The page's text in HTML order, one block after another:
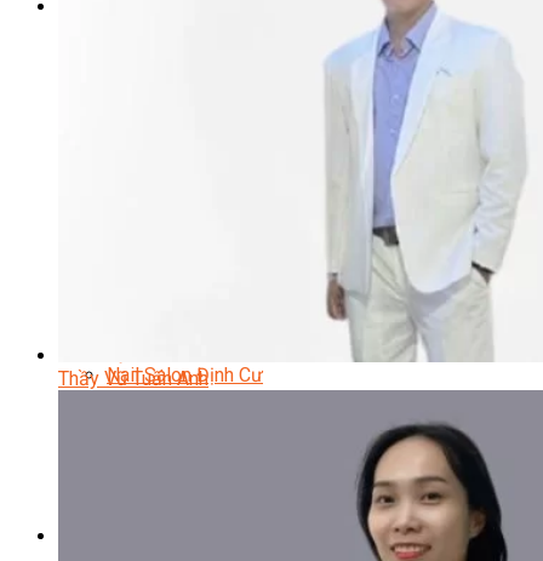
Khởi Sự Kinh Doanh Spa và Salon
Kinh Doanh Chuỗi và Nhượng Quyền Spa, Salon
Kỹ Thuật Chải Bới Tóc Chuyên Nghiệp
Quản Lý Hair Salon Chuyên Nghiệp
Quản Lý Nail Salon Chuyên Nghiệp
Kỹ Thuật Nhuộm – Uốn – Duỗi
Nail Salon Định Cư
Kinh Doanh Nail Box
Train The Trainer – Chuyên Ngành Nail
Gội Đầu Dưỡng Sinh Và Massage Thư Giãn
Marketing Online Ngành Chăm Sóc Sắc Đẹp
Chuyên Đề Chăm Sóc Sắc Đẹp
Thầy Vũ Tuấn Anh